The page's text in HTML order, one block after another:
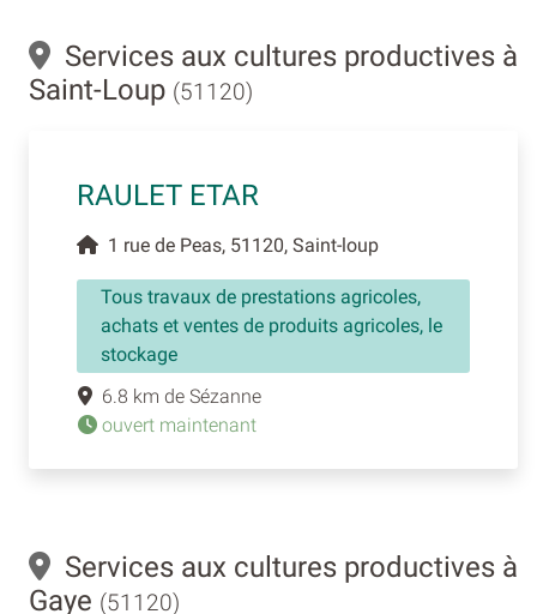
Services aux cultures productives à
Saint-Loup (51120)
RAULET ETAR
1 rue de Peas, 51120, Saint-loup
Tous travaux de prestations agricoles,
achats et ventes de produits agricoles, le
stockage
6.8 km de Sézanne
ouvert maintenant
Services aux cultures productives à
Gaye (51120)